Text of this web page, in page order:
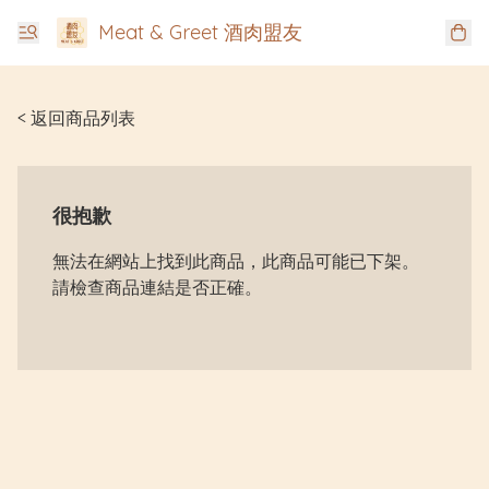
Meat & Greet 酒肉盟友
< 返回商品列表
很抱歉
無法在網站上找到此商品，此商品可能已下架。
請檢查商品連結是否正確。